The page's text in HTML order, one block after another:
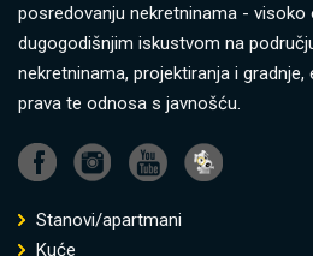
posredovanju nekretninama - visoko
dugogodišnjim iskustvom na
nekretninama, projektiranja i
prava te odnosa s javnošću.
Stanovi/apartmani
Kuće